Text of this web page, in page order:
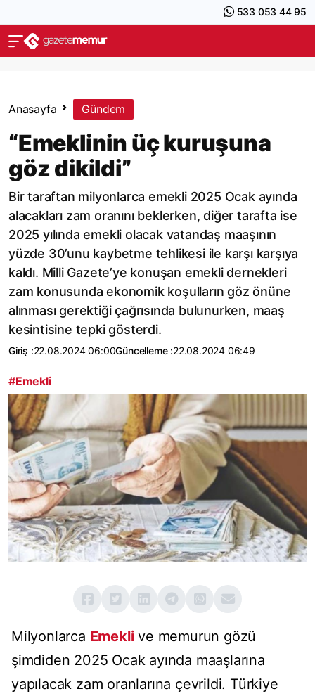
533 053 44 95
Anasayfa Gündem
“Emeklinin üç kuruşuna
göz dikildi”
Bir taraftan milyonlarca emekli 2025 Ocak ayında
alacakları zam oranını beklerken, diğer tarafta ise
2025 yılında emekli olacak vatandaş maaşının
yüzde 30’unu kaybetme tehlikesi ile karşı karşıya
kaldı. Milli Gazete’ye konuşan emekli dernekleri
zam konusunda ekonomik koşulların göz önüne
alınması gerektiği çağrısında bulunurken, maaş
kesintisine tepki gösterdi.
Giriş :22.08.2024 06:00Güncelleme :22.08.2024 06:49
#Emekli
Milyonlarca Emeklive memurun gözü
şimdiden 2025 Ocak ayında maaşlarına
yapılacak zam oranlarına çevrildi. Türkiye